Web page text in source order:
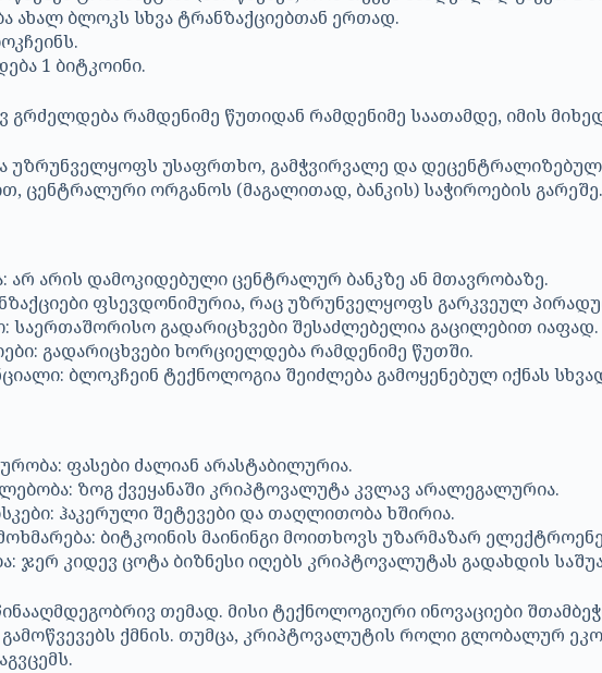
ახალ ბლოკს სხვა ტრანზაქციებთან ერთად.
1 ბიტკოინი.
გრძელდება რამდენიმე წუთიდან რამდენიმე საათამდე, იმის
უზრუნველყოფს უსაფრთხო, გამჭვირვალე და
ცენტრალური ორგანოს (მაგალითად, ბანკის) საჭიროების გარეშე.
არ არის დამოკიდებული ცენტრალურ ბანკზე ან მთავრობაზე.
ფსევდონიმურია, რაც უზრუნველყოფს გარკვეულ
საერთაშორისო გადარიცხვები შესაძლებელია გაცილებით იაფად.
გადარიცხვები ხორციელდება რამდენიმე წუთში.
ბლოკჩეინ ტექნოლოგია შეიძლება გამოყენებულ იქნას
ფასები ძალიან არასტაბილურია.
ზოგ ქვეყანაში კრიპტოვალუტა კვლავ არალეგალურია.
ჰაკერული შეტევები და თაღლითობა ხშირია.
ბიტკოინის მაინინგი მოითხოვს უზარმაზარ
ჯერ კიდევ ცოტა ბიზნესი იღებს კრიპტოვალუტას გადახდის
თემად. მისი ტექნოლოგიური ინოვაციები
გამოწვევებს ქმნის. თუმცა, კრიპტოვალუტის როლი გლობალურ